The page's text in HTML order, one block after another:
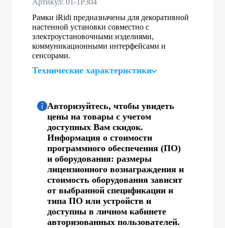
Артикул: 01-1P304
Рамки iRidi предназначены для декоративной
настенной установки совместно с
электроустановочными изделиями,
коммуникационными интерфейсами и
сенсорами.
Технические характеристики
Авторизуйтесь, чтобы увидеть
цены на товары с учетом
доступных Вам скидок.
Информация о стоимости
программного обеспечения (ПО)
и оборудования: размеры
лицензионного вознаграждения и
стоимость оборудования зависят
от выбранной спецификации и
типа ПО или устройств и
доступны в личном кабинете
авторизованных пользователей.